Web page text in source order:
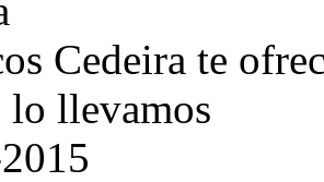
Cedeira te
lo llevamos